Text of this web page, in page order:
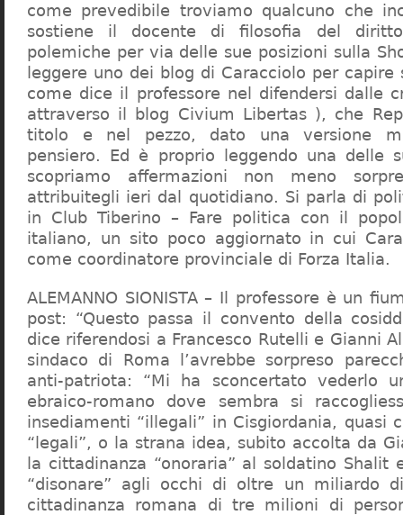
come prevedibile troviamo qualcuno che
sostiene il docente di filosofia del
polemiche per via delle sue posizioni sulla
leggere uno dei blog di Caracciolo per
come dice il professore nel difendersi dalle
attraverso il blog Civium Libertas ), che
titolo e nel pezzo, dato una versione
pensiero. Ed è proprio leggendo una delle
scopriamo affermazioni non meno
attribuitegli ieri dal quotidiano. Si parla di
in Club Tiberino – Fare politica con il
italiano, un sito poco aggiornato in cui
come coordinatore provinciale di Forza Italia.
ALEMANNO SIONISTA – Il professore è un
post: “Questo passa il convento della
dice riferendosi a Francesco Rutelli e Gianni
sindaco di Roma l’avrebbe sorpreso
anti-patriota: “Mi ha sconcertato vederlo
ebraico-romano dove sembra si
insediamenti “illegali” in Cisgiordania, quasi
“legali”, o la strana idea, subito accolta da
la cittadinanza “onoraria” al soldatino Shalit
“disonare” agli occhi di oltre un miliardo
cittadinanza romana di tre milioni di